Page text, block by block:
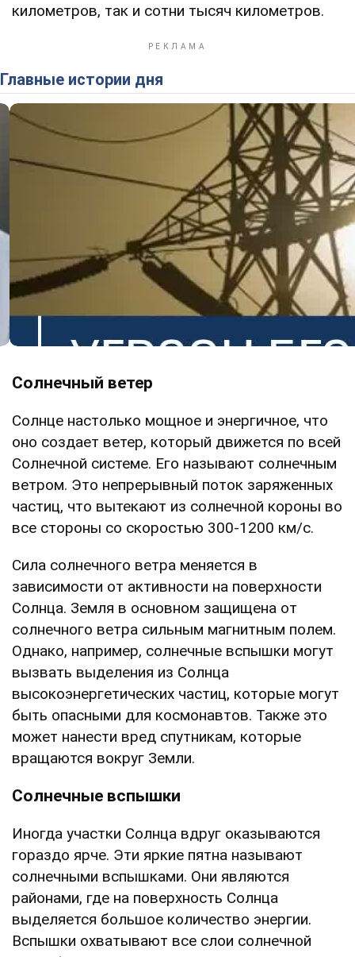
километров, так и сотни тысяч километров.
Главные истории дня
Солнечный ветер
Солнце настолько мощное и энергичное, что
оно создает ветер, который движется по всей
Солнечной системе. Его называют солнечным
ветром. Это непрерывный поток заряженных
частиц, что вытекают из солнечной короны во
все стороны со скоростью 300-1200 км/с.
Сила солнечного ветра меняется в
зависимости от активности на поверхности
Солнца. Земля в основном защищена от
солнечного ветра сильным магнитным полем.
Однако, например, солнечные вспышки могут
вызвать выделения из Солнца
высокоэнергетических частиц, которые могут
быть опасными для космонавтов. Также это
может нанести вред спутникам, которые
вращаются вокруг Земли.
Солнечные вспышки
Иногда участки Солнца вдруг оказываются
гораздо ярче. Эти яркие пятна называют
солнечными вспышками. Они являются
районами, где на поверхность Солнца
выделяется большое количество энергии.
Вспышки охватывают все слои солнечной